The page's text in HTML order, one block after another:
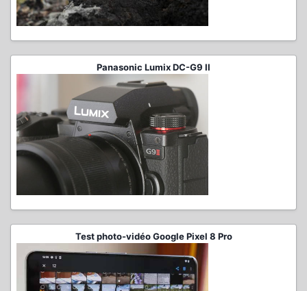
Panasonic Lumix DC-G9 II
Test photo-vidéo Google Pixel 8 Pro